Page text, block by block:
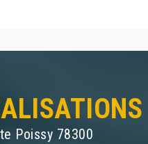
Poissy 78300